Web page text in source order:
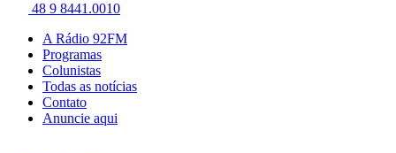
48 9 8441.0010
A Rádio 92FM
Programas
Colunistas
Todas as notícias
Contato
Anuncie aqui